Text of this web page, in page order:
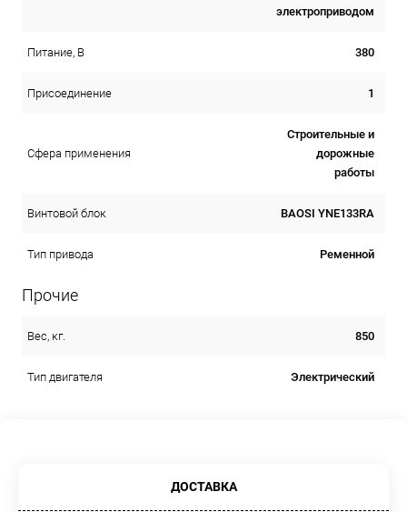
электроприводом
Питание, В 380
Присоединение 1
Сфера применения
Строительные и
дорожные
работы
Винтовой блок BAOSI YNE133RA
Тип привода Ременной
Прочие
Вес, кг. 850
Тип двигателя Электрический
ДОСТАВКА